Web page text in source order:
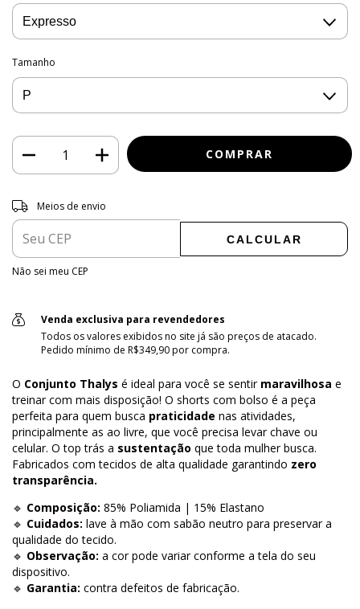
Tamanho
Entregas para o CEP:
Meios de envio
CALCULAR
Não sei meu CEP
Venda exclusiva para revendedores
Todos os valores exibidos no site já são preços de atacado.
Pedido mínimo de R$349,90 por compra.
O Conjunto Thalys é ideal para você se sentir maravilhosa e
treinar com mais disposição! O shorts com bolso é a peça
perfeita para quem busca praticidade nas atividades,
principalmente as ao livre, que você precisa levar chave ou
celular. O top trás a sustentação que toda mulher busca.
Fabricados com tecidos de alta qualidade garantindo zero
transparência.
🔹 Composição: 85% Poliamida | 15% Elastano
🔹 Cuidados: lave à mão com sabão neutro para preservar a
qualidade do tecido.
🔹 Observação: a cor pode variar conforme a tela do seu
dispositivo.
🔹 Garantia: contra defeitos de fabricação.